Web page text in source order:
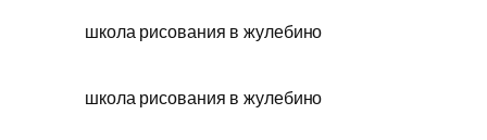
школа рисования в жулебино
школа рисования в жулебино